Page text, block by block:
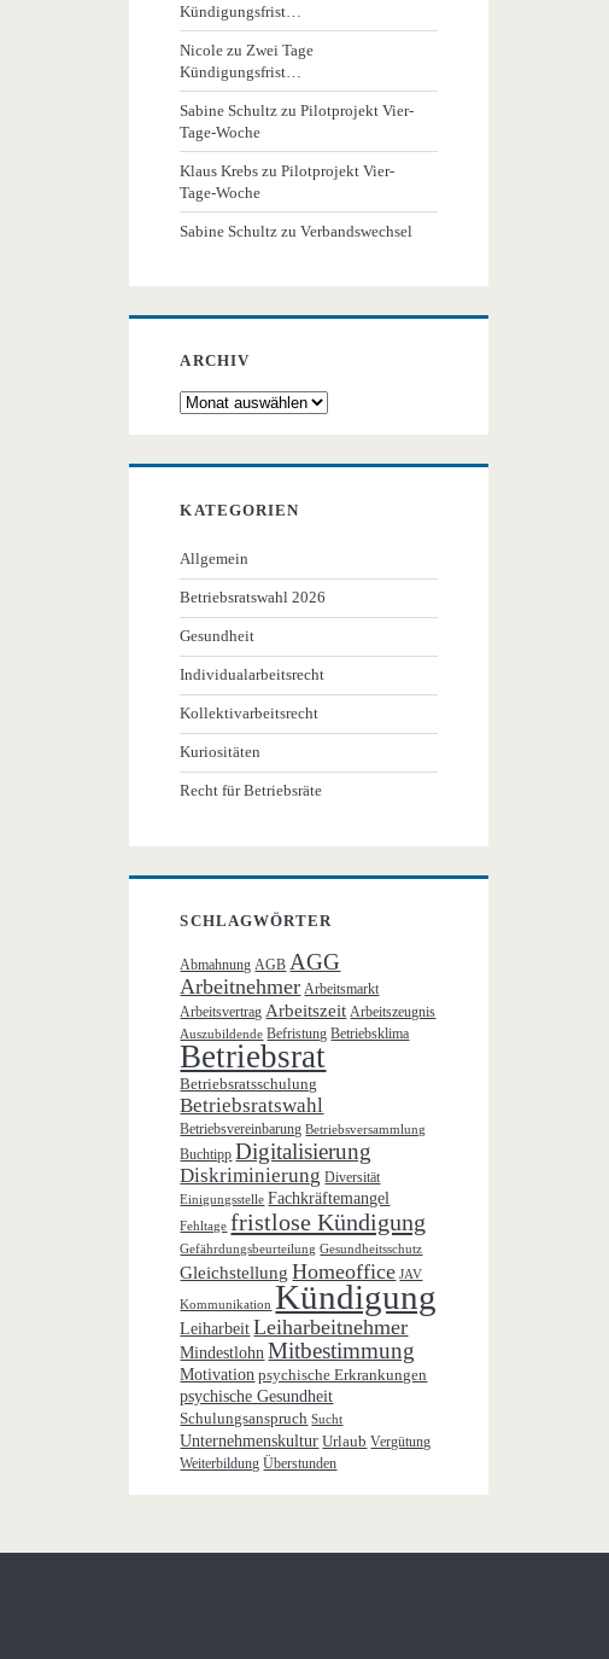
Kündigungsfrist…
Nicole zu Zwei Tage
Kündigungsfrist…
Sabine Schultz zuPilotprojekt Vier-
Tage-Woche
Klaus Krebs zuPilotprojekt Vier-
Tage-Woche
Sabine Schultz zuVerbandswechsel
ARCHIV
Archiv
KATEGORIEN
Allgemein
Betriebsratswahl 2026
Gesundheit
Individualarbeitsrecht
Kollektivarbeitsrecht
Kuriositäten
Recht für Betriebsräte
SCHLAGWÖRTER
Abmahnung AGB AGG
Arbeitnehmer Arbeitsmarkt
Arbeitsvertrag Arbeitszeit Arbeitszeugnis
Auszubildende Befristung Betriebsklima
Betriebsrat
Betriebsratsschulung
Betriebsratswahl
Betriebsvereinbarung Betriebsversammlung
Buchtipp Digitalisierung
Diskriminierung Diversität
Einigungsstelle Fachkräftemangel
Fehltage fristlose Kündigung
Gefährdungsbeurteilung Gesundheitsschutz
Gleichstellung Homeoffice JAV
Kommunikation Kündigung
Leiharbeit Leiharbeitnehmer
Mindestlohn Mitbestimmung
Motivation psychische Erkrankungen
psychische Gesundheit
Schulungsanspruch Sucht
Unternehmenskultur Urlaub Vergütung
Weiterbildung Überstunden